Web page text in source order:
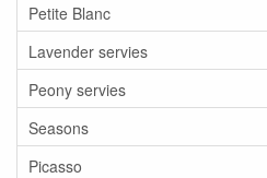
Petite Blanc
Lavender servies
Peony servies
Seasons
Picasso